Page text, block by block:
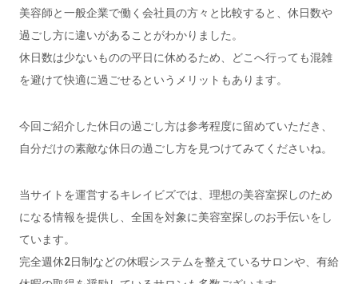
美容師と一般企業で働く会社員の方々と比較すると、休日数や
過ごし方に違いがあることがわかりました。
休日数は少ないものの平日に休めるため、どこへ行っても混雑
を避けて快適に過ごせるというメリットもあります。
今回ご紹介した休日の過ごし方は参考程度に留めていただき、
自分だけの素敵な休日の過ごし方を見つけてみてくださいね。
当サイトを運営するキレイビズでは、理想の美容室探しのため
になる情報を提供し、全国を対象に美容室探しのお手伝いをし
ています。
完全週休2日制などの休暇システムを整えているサロンや、有給